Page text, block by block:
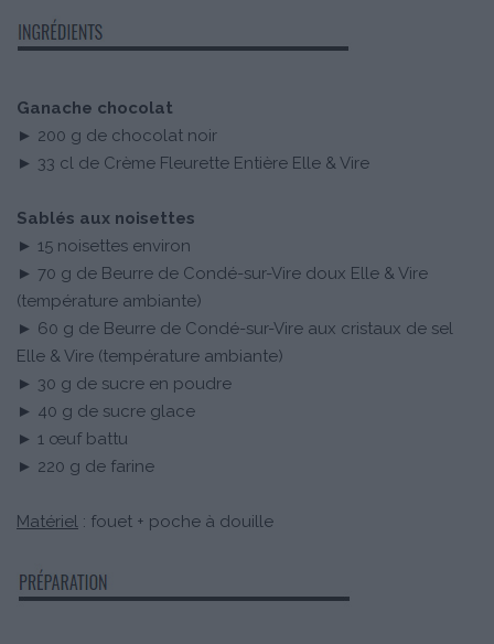
Ganache chocolat
► 200 g de chocolat noir
► 33 cl de Crème Fleurette Entière Elle & Vire
Sablés aux noisettes
► 15 noisettes environ
► 70 g de Beurre de Condé-sur-Vire doux Elle & Vire
(température ambiante)
► 60 g de Beurre de Condé-sur-Vire aux cristaux de sel
Elle & Vire (température ambiante)
► 30 g de sucre en poudre
► 40 g de sucre glace
► 1 œuf battu
► 220 g de farine
Matériel : fouet + poche à douille